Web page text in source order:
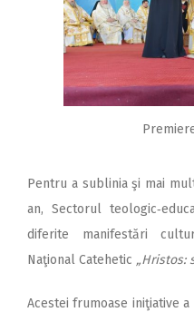
Pentru a sublinia şi mai
an, Sectorul
diferite manifestări
Naţional Catehetic „Hristos:
Acestei frumoase iniţiative